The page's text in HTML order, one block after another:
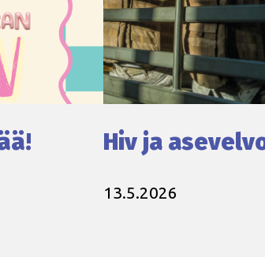
Hiv ja
13.5.2026